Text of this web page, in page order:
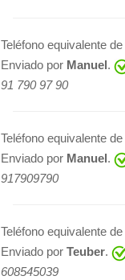
Teléfono equivalente de
Enviado por Manuel .
91 790 97 90
Teléfono equivalente de
Enviado por Manuel .
917909790
Teléfono equivalente de
Enviado por Teuber.
608545039